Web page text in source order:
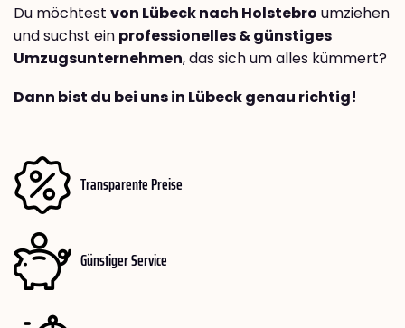
Du möchtest von Lübeck nach Holstebro umziehen
und suchst ein professionelles & günstiges
Umzugsunternehmen, das sich um alles kümmert?
Dann bist du bei uns in Lübeck genau richtig!
Transparente Preise
Günstiger Service